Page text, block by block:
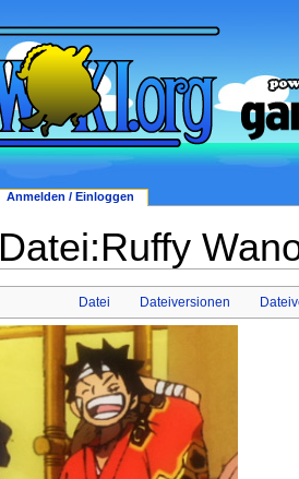
Datei:Ruffy
Datei Dateiversionen
Anmelden / Einloggen